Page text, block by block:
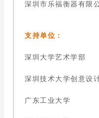
深圳市乐福衡器有限
支持单位：
深圳大学艺术学部
深圳技术大学创意设
广东工业大学